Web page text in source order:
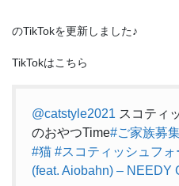
のTikTokを更新しました♪
TikTokはこちら
@catstyle2021 スコティ
のおやつTime#ご家族募
#猫 #スコティッシュフォ
(feat. Aiobahn) – NEEDY